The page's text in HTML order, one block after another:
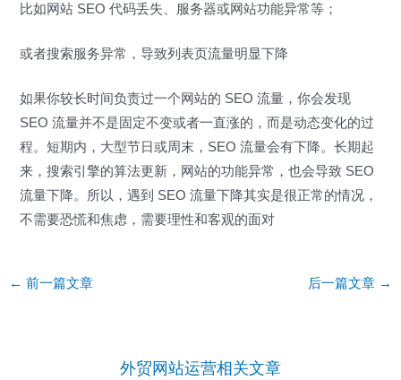
比如网站 SEO 代码丢失、服务器或网站功能异常等；
或者搜索服务异常，导致列表页流量明显下降
如果你较长时间负责过一个网站的 SEO 流量，你会发现
SEO 流量并不是固定不变或者一直涨的，而是动态变化的过
程。短期内，大型节日或周末，SEO 流量会有下降。长期起
来，搜索引擎的算法更新，网站的功能异常，也会导致 SEO
流量下降。所以，遇到 SEO 流量下降其实是很正常的情况，
不需要恐慌和焦虑，需要理性和客观的面对
Post
← 前一篇文章 后一篇文章 →
外贸网站运营相关文章